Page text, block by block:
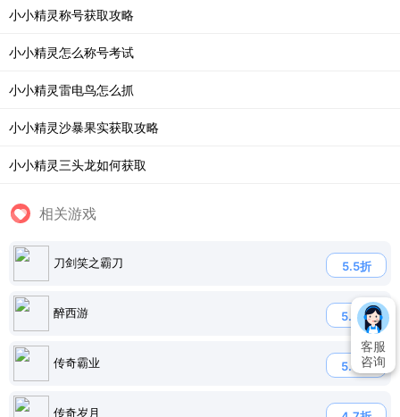
小小精灵称号获取攻略
小小精灵怎么称号考试
小小精灵雷电鸟怎么抓
小小精灵沙暴果实获取攻略
小小精灵三头龙如何获取
相关游戏
刀剑笑之霸刀 5.5折
醉西游 5.0折
传奇霸业 5.0折
传奇岁月
客服
咨询